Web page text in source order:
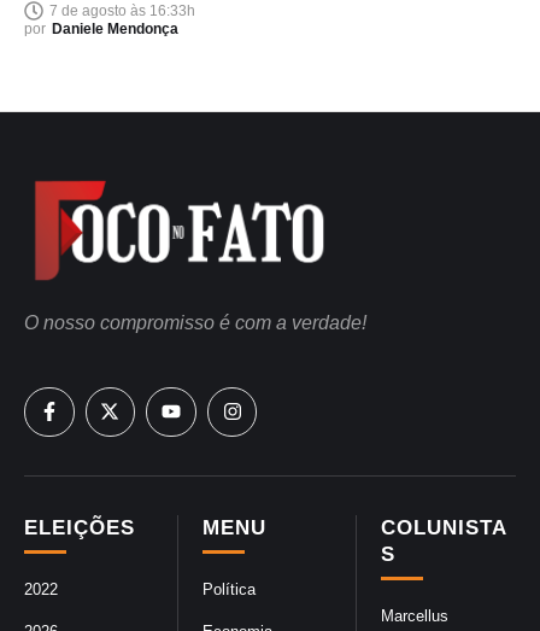
7 de agosto às 16:33h
por Daniele Mendonça
COLUNISTA
S
Marcellus
MENU
Política
ELEIÇÕES
2022
O nosso compromisso é com a verdade!